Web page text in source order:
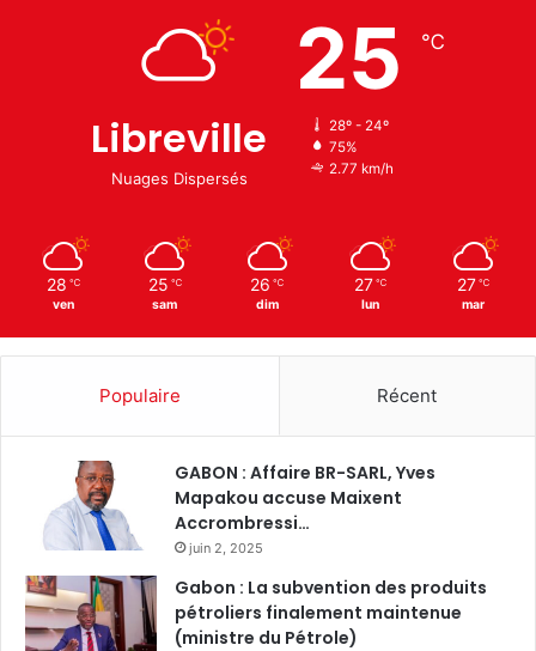
Libreville
Nuages Dispersés
25 ℃
28º - 24º
75%
2.77 km/h
28 ℃
ven
25 ℃
sam
26 ℃
dim
27 ℃
lun
27 ℃
mar
Populaire Récent
GABON : Affaire BR-SARL, Yves
Mapakou accuse Maixent
Accrombressi…
juin 2, 2025
Gabon : La subvention des produits
pétroliers finalement maintenue
(ministre du Pétrole)